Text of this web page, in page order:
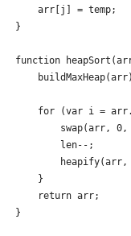
    arr[j] = temp;
}
function
for (var i =
swap(arr, 0,
        len--;
heapify(arr,
    }
    return arr;
}